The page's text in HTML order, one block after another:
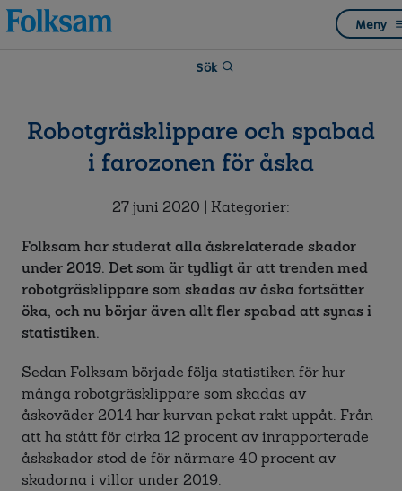
Till
navigation
Till
innehåll
Meny
Sök
Robotgräsklippare och spabad
i farozonen för åska
27 juni 2020 | Kategorier:
Folksam har studerat alla åskrelaterade skador
under 2019. Det som är tydligt är att trenden med
robotgräsklippare som skadas av åska fortsätter
öka, och nu börjar även allt fler spabad att synas i
statistiken.
Sedan Folksam började följa statistiken för hur
många robotgräsklippare som skadas av
åskoväder 2014 har kurvan pekat rakt uppåt. Från
att ha stått för cirka 12 procent av inrapporterade
åskskador stod de för närmare 40 procent av
skadorna i villor under 2019.